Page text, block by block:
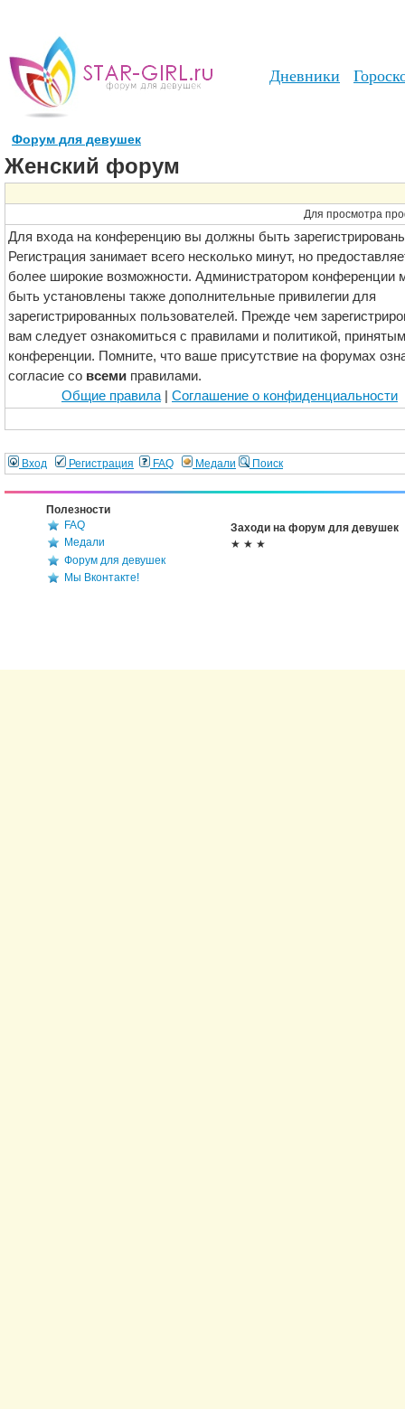
Дневники
Форум для девушек
Женский форум
Для просмотра
Для входа на конференцию вы должны быть
Регистрация занимает всего несколько минут, но
более широкие возможности. Администратором конференции
быть установлены также дополнительные привилегии для
зарегистрированных пользователей. Прежде чем
вам следует ознакомиться с правилами и политикой,
конференции. Помните, что ваше присутствие на форумах
согласие со всеми правилами.
Общие правила
Соглашение о конфиденциальности
Вход Регистрация FAQ Медали Поиск
Полезности
FAQ
Медали
Форум для девушек
Мы Вконтакте!
Заходи на форум для девушек
★ ★ ★